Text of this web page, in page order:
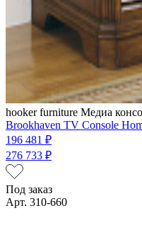
hooker furniture Медиа
Brookhaven TV Console
196 481 ₽
276 733 ₽
Под заказ
Арт. 310-660